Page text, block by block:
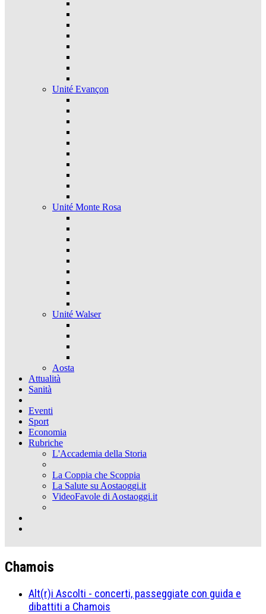
Unité Evançon
Unité Monte Rosa
Unité Walser
Aosta
Attualità
Sanità
Eventi
Sport
Economia
Rubriche
L'Accademia della Storia
La Coppia che Scoppia
La Salute su Aostaoggi.it
VideoFavole di Aostaoggi.it
Chamois
Alt(r)i Ascolti - concerti, passeggiate con guida e
dibattiti a Chamois